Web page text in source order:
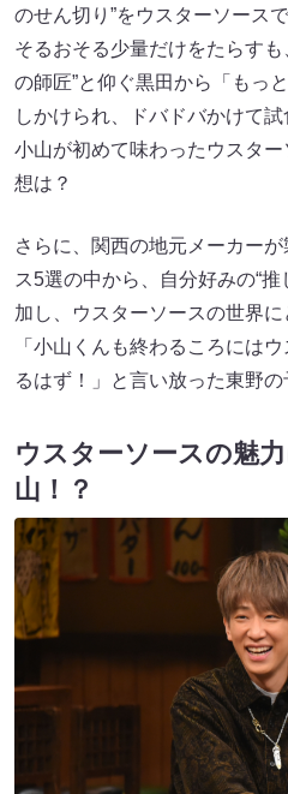
のせん切り”をウスターソース
そるおそる少量だけをたらす
の師匠”と仰ぐ黒田から「もっ
しかけられ、ドバドバかけて試
小山が初めて味わったウスタ
想は？
さらに、関西の地元メーカー
ス5選の中から、自分好みの“
加し、ウスターソースの世界に
「小山くんも終わるころには
るはず！」と言い放った東野
ウスターソースの魅
山！？